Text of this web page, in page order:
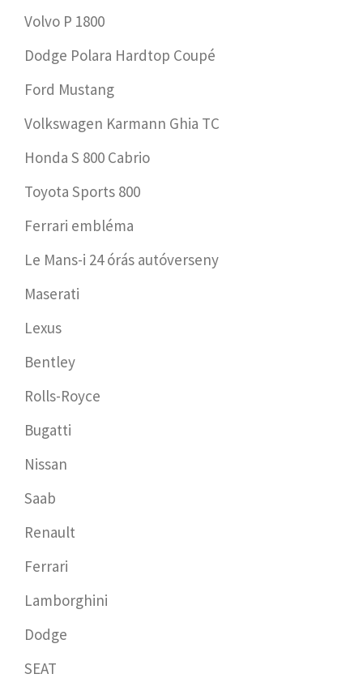
Volvo P 1800
Dodge Polara Hardtop Coupé
Ford Mustang
Volkswagen Karmann Ghia TC
Honda S 800 Cabrio
Toyota Sports 800
Ferrari embléma
Le Mans-i 24 órás autóverseny
Maserati
Lexus
Bentley
Rolls-Royce
Bugatti
Nissan
Saab
Renault
Ferrari
Lamborghini
Dodge
SEAT